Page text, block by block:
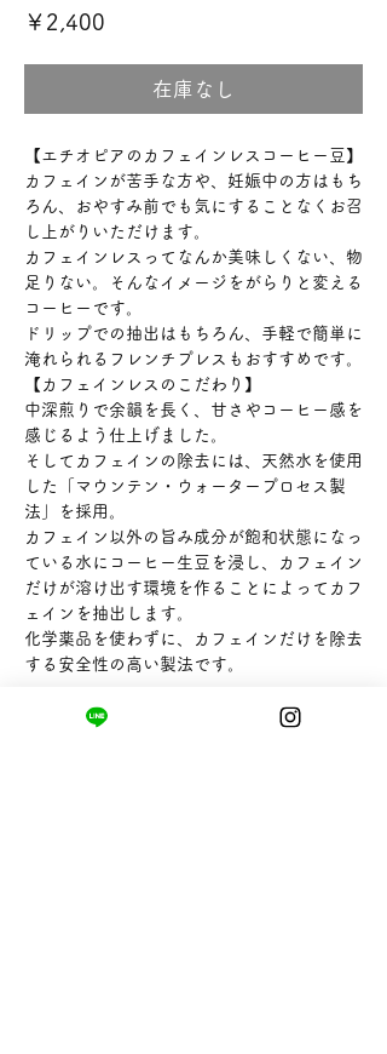
￥2,400
在庫なし
【エチオピアのカフェインレスコーヒー豆】
カフェインが苦手な方や、妊娠中の方はもち
ろん、おやすみ前でも気にすることなくお召
し上がりいただけます。
カフェインレスってなんか美味しくない、物
足りない。そんなイメージをがらりと変える
コーヒーです。
ドリップでの抽出はもちろん、手軽で簡単に
淹れられるフレンチプレスもおすすめです。
【カフェインレスのこだわり】
中深煎りで余韻を長く、甘さやコーヒー感を
感じるよう仕上げました。
そしてカフェインの除去には、天然水を使用
した「マウンテン・ウォータープロセス製
法」を採用。
カフェイン以外の旨み成分が飽和状態になっ
ている水にコーヒー生豆を浸し、カフェイン
だけが溶け出す環境を作ることによってカフ
ェインを抽出します。
化学薬品を使わずに、カフェインだけを除去
する安全性の高い製法です。
【内容量】200g